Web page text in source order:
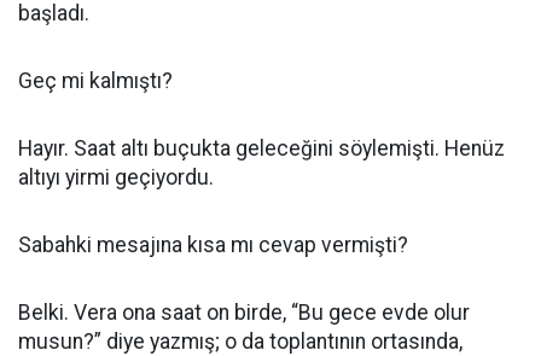
başladı.
Geç mi kalmıştı?
Hayır. Saat altı buçukta geleceğini söylemişti. Henüz
altıyı yirmi geçiyordu.
Sabahki mesajına kısa mı cevap vermişti?
Belki. Vera ona saat on birde, “Bu gece evde olur
musun?” diye yazmış; o da toplantının ortasında,